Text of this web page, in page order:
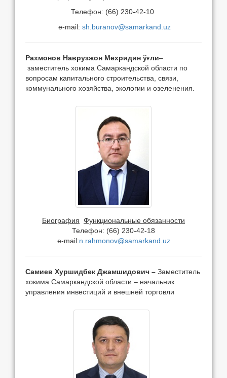
Телефон: (66) 230-42-10
e-mail: sh.buranov@samarkand.uz
Рахмонов Наврузжон Мехридин ўғли–
заместитель хокима Самаркандской области по
вопросам капитального строительства, связи,
коммунального хозяйства, экологии и озеленения.
Биография Функциональные обязанности
Телефон: (66) 230-42-18
e-mail:n.rahmonov@samarkand.uz
Самиев Хуршидбек Джамшидович – Заместитель
хокима Самаркандской области – начальник
управления инвестиций и внешней торговли